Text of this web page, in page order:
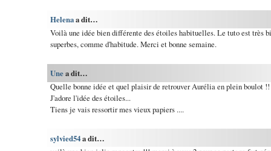
Helenaa dit…
Voilà une idée bien différente des étoiles habituelles. Le tuto est très
superbes, comme d'habitude. Merci et bonne semaine.
Unea dit…
Quelle bonne idée et quel plaisir de retrouver Aurélia en plein boulot !!
J'adore l'idée des étoiles...
Tiens je vais ressortir mes vieux papiers ....
sylvied54a dit…